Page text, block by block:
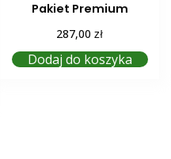
Pakiet Premium
287,00zł
Dodaj do koszyka